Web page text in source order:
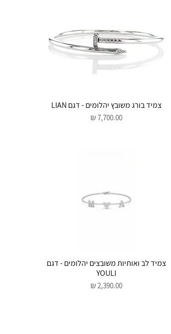
תצוגה מהירה
צמיד בורג משובץ יהלומים - דגם LIAN
מחיר‏7,700.00 ‏₪
תצוגה מהירה
צמיד לב ואותיות משובצים יהלומים - דגם
YOULI
מחיר‏2,390.00 ‏₪